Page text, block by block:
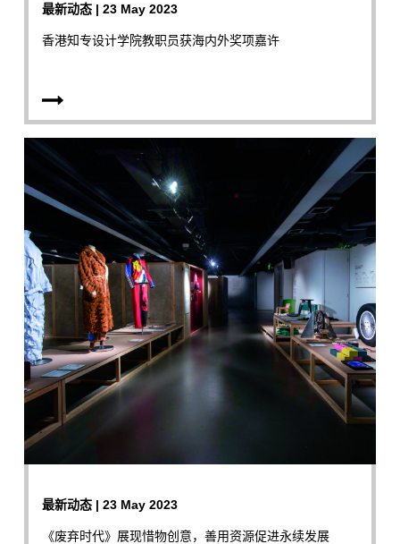
最新动态 | 23 May 2023
香港知专设计学院教职员获海内外奖项嘉许
最新动态 | 23 May 2023
《废弃时代》展现惜物创意，善用资源促进永续发展